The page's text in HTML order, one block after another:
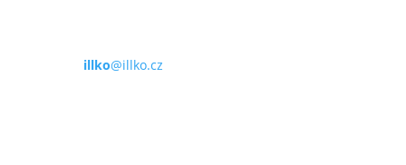
illko@illko.cz